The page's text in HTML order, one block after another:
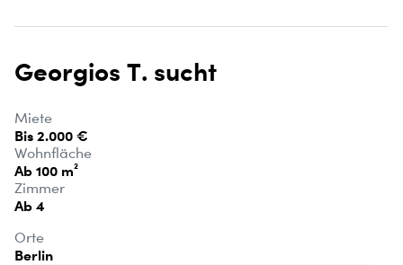
Georgios T. sucht
Miete
Bis 2.000 €
Wohnfläche
Ab 100 m²
Zimmer
Ab 4
Orte
Berlin